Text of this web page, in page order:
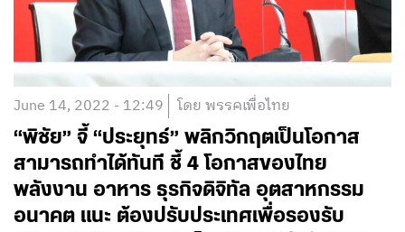
June 14, 2022 - 12:49 โดย พรรคเพื่อไทย
“พิชัย” จี้ “ประยุทธ์” พลิกวิกฤตเป็นโอกาส
สามารถทำได้ทันที ชี้ 4 โอกาสของไทย
พลังงาน อาหาร ธุรกิจดิจิทัล อุตสาหกรรม
อนาคต แนะ ต้องปรับประเทศเพื่อรองรับ